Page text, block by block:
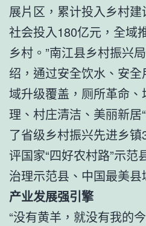
展片区，累计投入乡村
社会投入180亿元，全域
乡村。”南江县乡村振兴
绍，通过安全饮水、安
域升级覆盖，厕所革命
理、村庄清洁、美丽新居
了省级乡村振兴先进乡
评国家“四好农村路”示
治理示范县、中国最美县
产业发展强引擎
“没有黄羊，就没有我的